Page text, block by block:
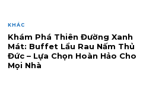
KHÁC
Khám Phá Thiên Đường Xanh
Mát: Buffet Lẩu Rau Nấm Thủ
Đức – Lựa Chọn Hoàn Hảo Cho
Mọi Nhà